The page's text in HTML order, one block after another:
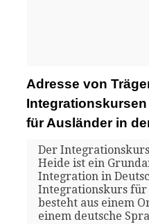
Adresse von
für Ausländer in
Der
Heide ist ein
Integration in
Integrationskurs für
besteht aus einem
einem deutsche